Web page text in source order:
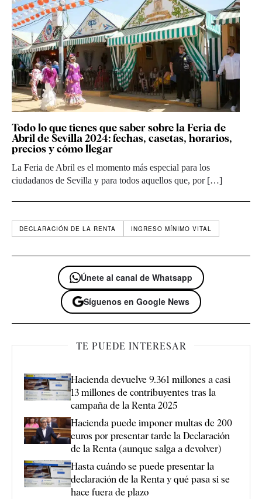
Todo lo que tienes que saber sobre la Feria de
Abril de Sevilla 2024: fechas, casetas, horarios,
precios y cómo llegar
La Feria de Abril es el momento más especial para los
ciudadanos de Sevilla y para todos aquellos que, por […]
DECLARACIÓN DE LA RENTA INGRESO MÍNIMO VITAL
Únete al canal de Whatsapp
Síguenos en Google News
TE PUEDE INTERESAR
Hacienda devuelve 9.361 millones a casi
13 millones de contribuyentes tras la
campaña de la Renta 2025
Hacienda puede imponer multas de 200
euros por presentar tarde la Declaración
de la Renta (aunque salga a devolver)
Hasta cuándo se puede presentar la
declaración de la Renta y qué pasa si se
hace fuera de plazo